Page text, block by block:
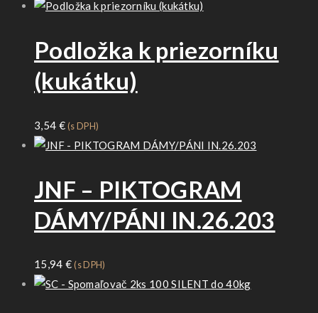
Podložka k priezorníku
(kukátku)
3,54 € (s DPH)
JNF – PIKTOGRAM
DÁMY/PÁNI IN.26.203
15,94 € (s DPH)